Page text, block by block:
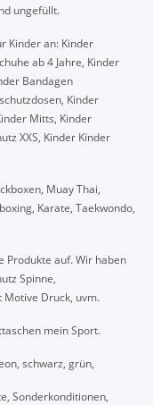
ungefüllt.
Kinder an: Kinder
ab 4 Jahre, Kinder
Bandagen
Kinder
Mitts, Kinder
XXS, Kinder Kinder
Muay Thai,
Karate, Taekwondo,
Produkte auf. Wir haben
Spinne,
Motive Druck, uvm.
mein Sport.
schwarz, grün,
Sonderkonditionen,